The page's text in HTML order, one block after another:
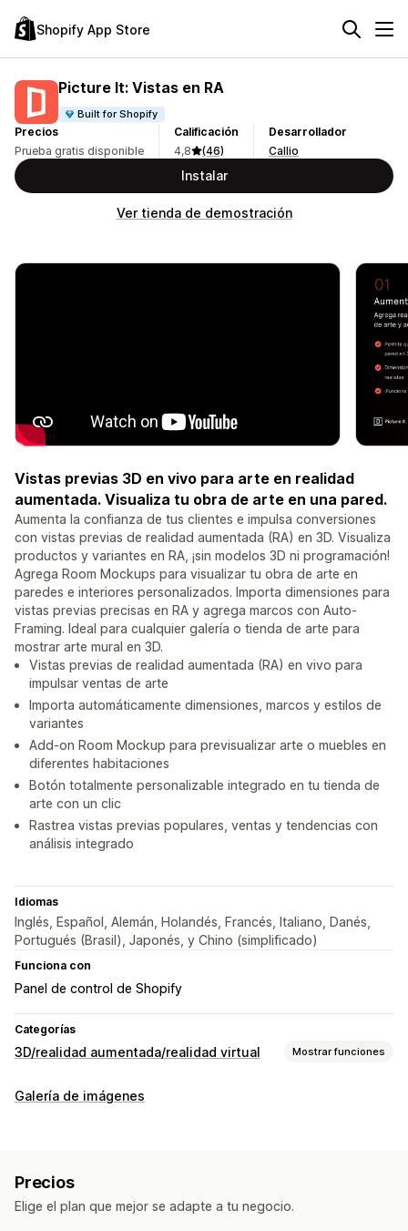
Shopify App Store
Picture It: Vistas en RA
Built for Shopify
Precios
Prueba gratis disponible
Calificación
4,8
(46)
Desarrollador
Callio
Instalar
Ver tienda de demostración
Vistas previas 3D en vivo para arte en realidad
aumentada. Visualiza tu obra de arte en una pared.
Aumenta la confianza de tus clientes e impulsa conversiones
con vistas previas de realidad aumentada (RA) en 3D. Visualiza
productos y variantes en RA, ¡sin modelos 3D ni programación!
Agrega Room Mockups para visualizar tu obra de arte en
paredes e interiores personalizados. Importa dimensiones para
vistas previas precisas en RA y agrega marcos con Auto-
Framing. Ideal para cualquier galería o tienda de arte para
mostrar arte mural en 3D.
Vistas previas de realidad aumentada (RA) en vivo para
impulsar ventas de arte
Importa automáticamente dimensiones, marcos y estilos de
variantes
Add-on Room Mockup para previsualizar arte o muebles en
diferentes habitaciones
Botón totalmente personalizable integrado en tu tienda de
arte con un clic
Rastrea vistas previas populares, ventas y tendencias con
análisis integrado
Idiomas
Inglés, Español, Alemán, Holandés, Francés, Italiano, Danés,
Portugués (Brasil), Japonés, y Chino (simplificado)
Funciona con
Panel de control de Shopify
Categorías
3D/realidad aumentada/realidad virtual Mostrar funciones
Visualización
Personalización
Galería de imágenes
Precios
Elige el plan que mejor se adapte a tu negocio.